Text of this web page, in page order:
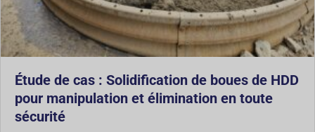
Étude de cas : Solidification de boues de HDD
pour manipulation et élimination en toute
sécurité